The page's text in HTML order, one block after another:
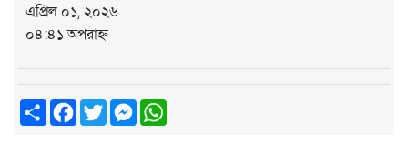
এপ্রিল ০১, ২০২৬
০৪:৪১ অপরাহ্ন
ShareFacebook
TwitterMessenger